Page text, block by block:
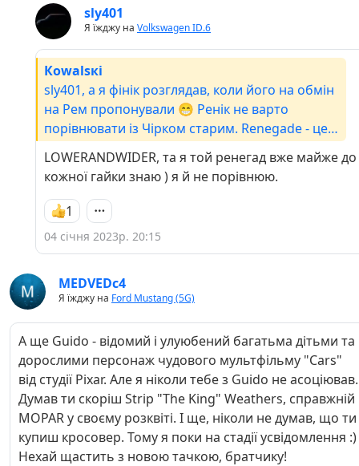
sly401
Я їжджу на Volkswagen ID.6
Кowаlsкі
sly401, а я фінік розглядав, коли його на обмін
на Рем пропонували 😁 Ренік не варто
порівнювати із Чірком старим. Renegade - це
Fiat. І в цьому є як недолік, так і перевага.
LOWERANDWIDER, та я той ренегад вже майже до
кожної гайки знаю ) я й не порівнюю.
1
04 січня 2023р. 20:15
MEDVEDc4
Я їжджу на Ford Mustang (5G)
А ще Guido - відомий і улуюбений багатьма дітьми та
дорослими персонаж чудового мультфільму "Cars"
від студії Pixar. Але я ніколи тебе з Guido не асоціював.
Думав ти скоріш Strip "The King" Weathers, справжній
MOPAR у своєму розквіті. І ще, ніколи не думав, що ти
купиш кросовер. Тому я поки на стадії усвідомлення :)
Нехай щастить з новою тачкою, братчику!